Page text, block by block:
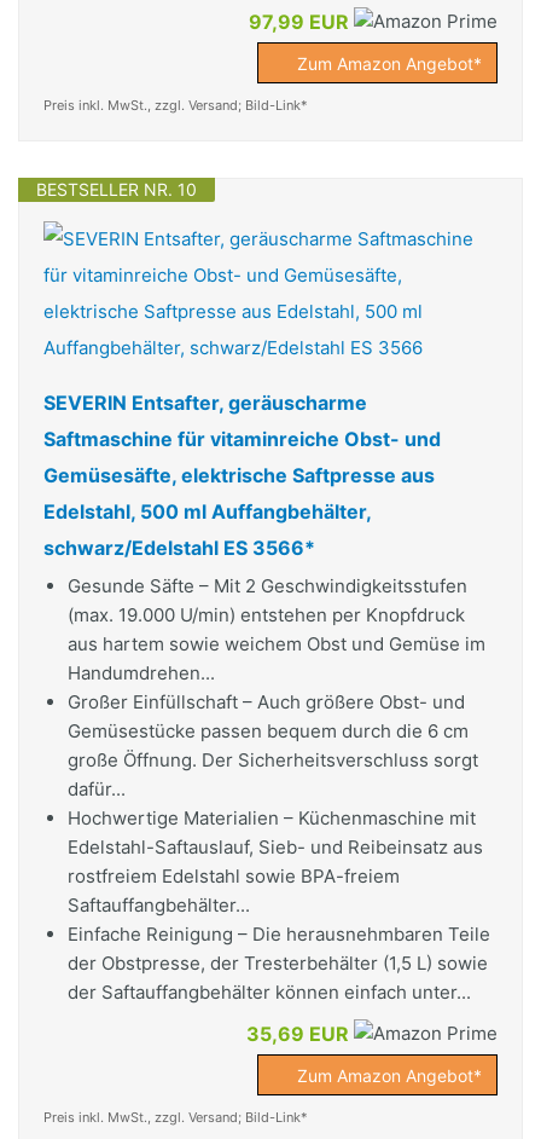
97,99 EUR
Zum Amazon Angebot*
Preis inkl. MwSt., zzgl. Versand; Bild-Link*
BESTSELLER NR. 10
SEVERIN Entsafter, geräuscharme
Saftmaschine für vitaminreiche Obst- und
Gemüsesäfte, elektrische Saftpresse aus
Edelstahl, 500 ml Auffangbehälter,
schwarz/Edelstahl ES 3566*
Gesunde Säfte – Mit 2 Geschwindigkeitsstufen
(max. 19.000 U/min) entstehen per Knopfdruck
aus hartem sowie weichem Obst und Gemüse im
Handumdrehen...
Großer Einfüllschaft – Auch größere Obst- und
Gemüsestücke passen bequem durch die 6 cm
große Öffnung. Der Sicherheitsverschluss sorgt
dafür...
Hochwertige Materialien – Küchenmaschine mit
Edelstahl-Saftauslauf, Sieb- und Reibeinsatz aus
rostfreiem Edelstahl sowie BPA-freiem
Saftauffangbehälter...
Einfache Reinigung – Die herausnehmbaren Teile
der Obstpresse, der Tresterbehälter (1,5 L) sowie
der Saftauffangbehälter können einfach unter...
35,69 EUR
Zum Amazon Angebot*
Preis inkl. MwSt., zzgl. Versand; Bild-Link*